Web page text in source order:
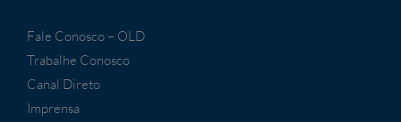
Fale Conosco – OLD
Trabalhe Conosco
Canal Direto
Imprensa